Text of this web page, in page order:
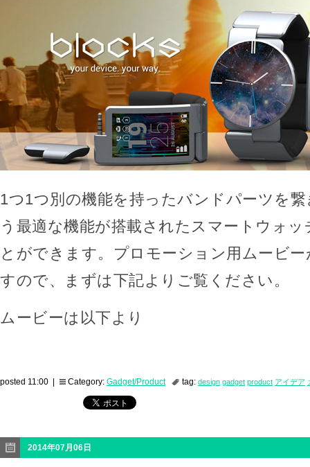
1つ1つ別の機能を持ったバンドパーツを
う最適な機能が搭載されたスマートウォ
とができます。プロモーション用ムービ
すので、まずは下記よりご覧ください。
ムービーは以下より
posted 11:00 | Category: Gadget/Product tag: design gadget product アイデア
2014年07月06日